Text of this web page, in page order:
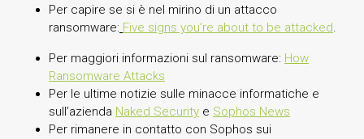
Per capire se si è nel mirino di un attacco
ransomware: Five signs you’re about to be attacked.
Per maggiori informazioni sul ransomware: How
Ransomware Attacks
Per le ultime notizie sulle minacce informatiche e
sull’azienda Naked Security e Sophos News
Per rimanere in contatto con Sophos sui